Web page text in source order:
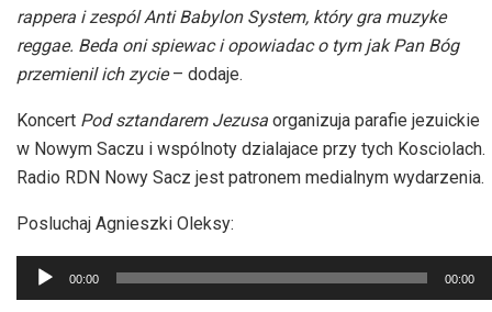
rappera i zespól Anti Babylon System, który gra muzyke
reggae. Beda oni spiewac i opowiadac o tym jak Pan Bóg
przemienil ich zycie– dodaje.
Koncert Pod sztandarem Jezusa organizuja parafie jezuickie
w Nowym Saczu i wspólnoty dzialajace przy tych Kosciolach.
Radio RDN Nowy Sacz jest patronem medialnym wydarzenia.
Posluchaj Agnieszki Oleksy:
Odtwarzacz
plików
00:00 00:00